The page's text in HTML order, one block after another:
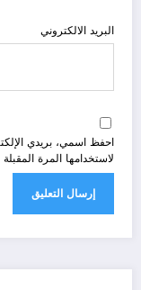
البريد الالكتروني
احفظ اسمي، بريدي
لاستخدامها المرة